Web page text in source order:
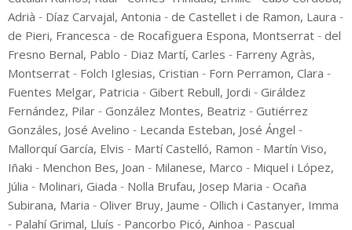
Adrià - Díaz Carvajal, Antonia - de Castellet i de Ramon, Laura -
de Pieri, Francesca - de Rocafiguera Espona, Montserrat - del
Fresno Bernal, Pablo - Diaz Martí, Carles - Farreny Agràs,
Montserrat - Folch Iglesias, Cristian - Forn Perramon, Clara -
Fuentes Melgar, Patricia - Gibert Rebull, Jordi - Giráldez
Fernández, Pilar - González Montes, Beatriz - Gutiérrez
Gonzáles, José Avelino - Lecanda Esteban, José Ángel -
Mallorquí García, Elvis - Martí Castelló, Ramon - Martín Viso,
Iñaki - Menchon Bes, Joan - Milanese, Marco - Miquel i López,
Júlia - Molinari, Giada - Nolla Brufau, Josep Maria - Ocaña
Subirana, Maria - Oliver Bruy, Jaume - Ollich i Castanyer, Imma
- Palahí Grimal, Lluís - Pancorbo Picó, Ainhoa - Pascual